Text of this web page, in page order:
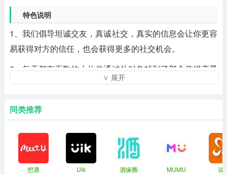
特色说明
1、我们倡导坦诚交友，真诚社交，真实的信息会让你更容
易获得对方的信任，也会获得更多的社交机会。
2、每天都有无数的小伙伴通过处对象找到了那个值得恋爱
的人，来处对象，遇见甜甜的恋爱吧。
3、Uik可以让用户跟每一位在线的用户互相交流探讨交流
更多的心事，提高自己的情商。
4、加入你感兴趣的房间，与更多单身用户在线畅聊，打开
你全新的交友世界。
∨ 展开
同类推荐
想遇 Uik 酒缘圈 MUMU 说